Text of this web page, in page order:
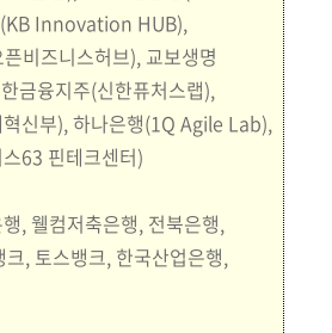
Innovation HUB),
비즈니스허브), 교보생명
금융지주(신한퓨처스랩),
혁신부), 하나은행(1Q Agile Lab),
63 핀테크센터)
, 웰컴저축은행, 전북은행,
, 토스뱅크, 한국산업은행,